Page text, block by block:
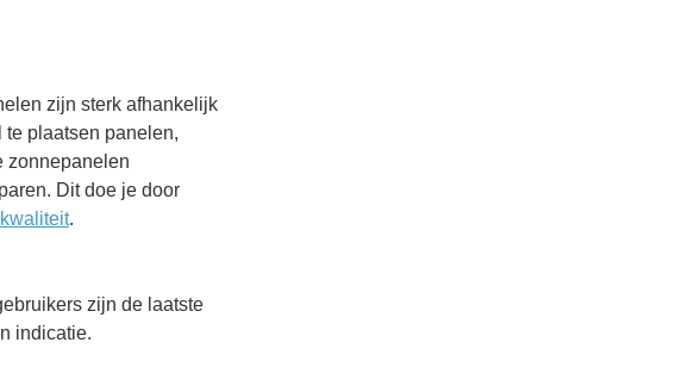
zijn sterk afhankelijk
plaatsen panelen,
zonnepanelen
Dit doe je door
.
zijn de laatste
indicatie.